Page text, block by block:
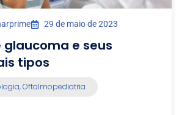
29 de maio de 2023
glaucoma e seus
tipos
,Oftalmopediatria